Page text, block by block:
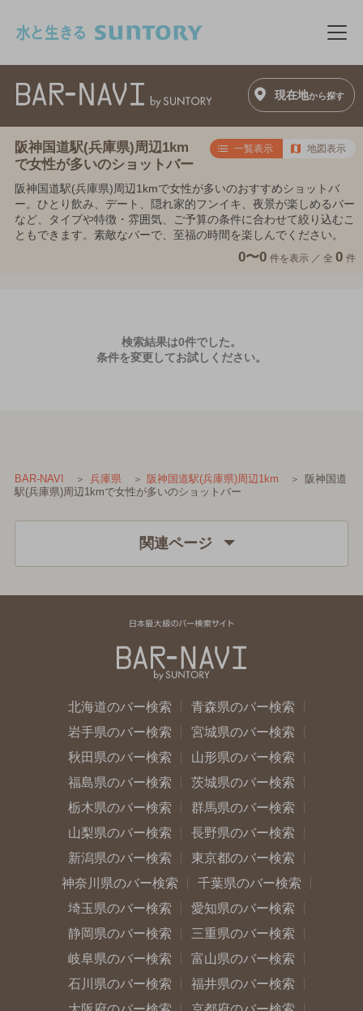
メ
現在地から探す
阪神国道駅(兵庫県)周辺1km
で女性が多いのショットバー
一覧表示 地図表示
阪神国道駅(兵庫県)周辺1kmで女性が多いのおすすめショットバ
ー。ひとり飲み、デート、隠れ家的フンイキ、夜景が楽しめるバー
など、タイプや特徴・雰囲気、ご予算の条件に合わせて絞り込むこ
ともできます。素敵なバーで、至福の時間を楽しんでください。
0〜0 件を表示 ／ 全 0 件
検索結果は0件でした。
条件を変更してお試しください。
BAR-NAVI 兵庫県 阪神国道駅(兵庫県)周辺1km
阪神国道
駅(兵庫県)周辺1kmで女性が多いのショットバー
関連ページ
北海道のバー検索
青森県のバー検索
岩手県のバー検索
宮城県のバー検索
秋田県のバー検索
山形県のバー検索
福島県のバー検索
茨城県のバー検索
栃木県のバー検索
群馬県のバー検索
山梨県のバー検索
長野県のバー検索
新潟県のバー検索
東京都のバー検索
神奈川県のバー検索
千葉県のバー検索
埼玉県のバー検索
愛知県のバー検索
静岡県のバー検索
三重県のバー検索
岐阜県のバー検索
富山県のバー検索
石川県のバー検索
福井県のバー検索